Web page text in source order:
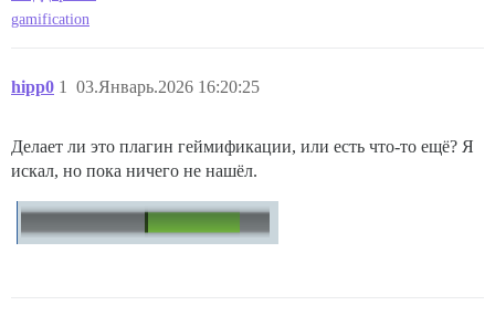
gamification
hipp0 03.Январь.2026 16:20:25
1
Делает ли это плагин геймификации, или есть что-то ещё? Я
искал, но пока ничего не нашёл.